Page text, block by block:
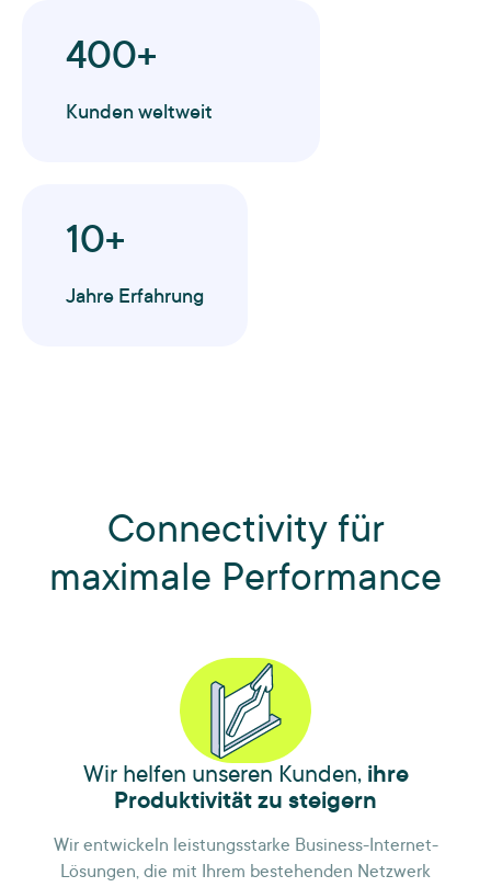
400+
Kunden weltweit
10+
Jahre Erfahrung
Connectivity für
maximale Performance
Wir helfen unseren Kunden, ihre
Produktivität zu steigern
Wir entwickeln leistungsstarke Business-Internet-
Lösungen, die mit Ihrem bestehenden Netzwerk